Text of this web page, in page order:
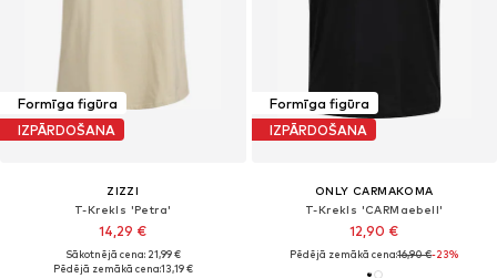
Formīga figūra
IZPĀRDOŠANA
ZIZZI
T-Krekls 'Petra'
14,29 €
Sākotnējā cena: 21,99 €
Pēdējā zemākā cena:13,19 €
Formīga figūra
IZPĀRDOŠANA
ONLY CARMAKOMA
T-Krekls 'CARMaebell'
12,90 €
Pēdējā zemākā cena:16,90 €-23%